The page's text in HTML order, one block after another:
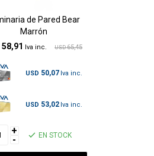
de Pared Bear
Marrón
58,91 USD 65,45
USD 50,07
USD 53,02
+
- EN STOCK